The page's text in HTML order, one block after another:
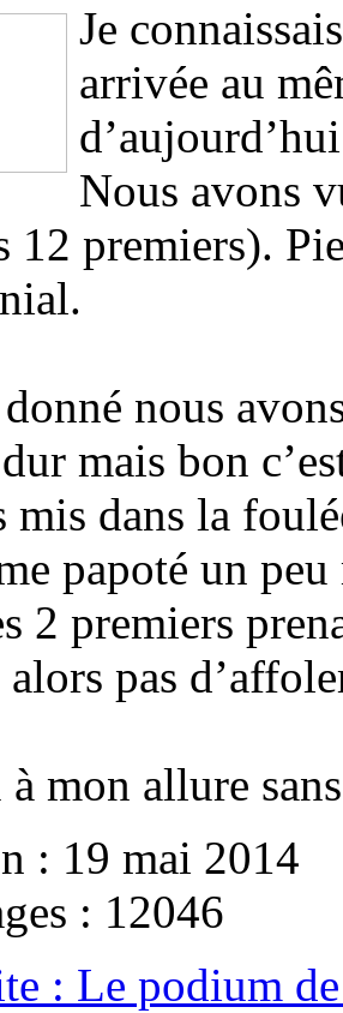
Je
arrivée au
Nous avons
12 premiers).
nous
mais bon
mis dans la
papoté un
2 premiers
alors pas
à mon allure
: 19 mai 2014
: 12046
: Le podium